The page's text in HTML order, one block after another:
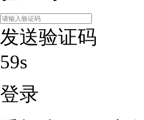
发送验证码
59s
登录